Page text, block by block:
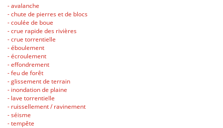
- avalanche
- chute de pierres et de blocs
- coulée de boue
- crue rapide des rivières
- crue torrentielle
- éboulement
- écroulement
- effondrement
- feu de forêt
- glissement de terrain
- inondation de plaine
- lave torrentielle
- ruissellement / ravinement
- séisme
- tempête